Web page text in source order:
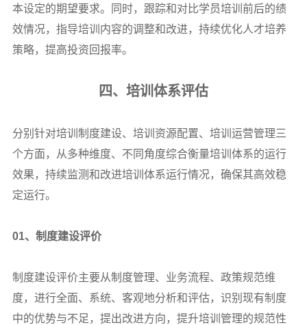
本设定的期望要求。同时，跟踪和对比学员培训前后的绩
效情况，指导培训内容的调整和改进，持续优化人才培养
策略，提高投资回报率。
四、培训体系评估
分别针对培训制度建设、培训资源配置、培训运营管理三
个方面，从多种维度、不同角度综合衡量培训体系的运行
效果，持续监测和改进培训体系运行情况，确保其高效稳
定运行。
01、制度建设评价
制度建设评价主要从制度管理、业务流程、政策规范维
度，进行全面、系统、客观地分析和评估，识别现有制度
中的优势与不足，提出改进方向，提升培训管理的规范性